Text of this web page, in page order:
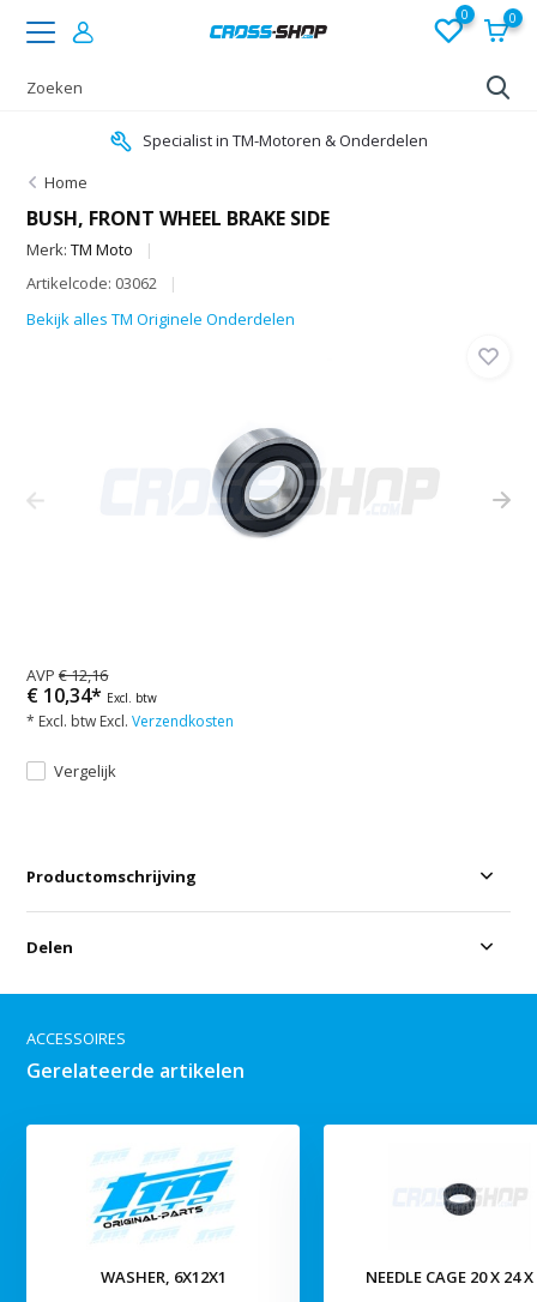
0 0
Specialist in TM-Motoren & Onderdelen
Home
BUSH, FRONT WHEEL BRAKE SIDE
Merk:TM Moto
Artikelcode: 03062
Bekijk alles TM Originele Onderdelen
AVP€ 12,16
€ 10,34* Excl. btw
* Excl. btw Excl.Verzendkosten
Vergelijk
Productomschrijving
Delen
ACCESSOIRES
Gerelateerde artikelen
WASHER, 6X12X1 NEEDLE CAGE 20 X 24